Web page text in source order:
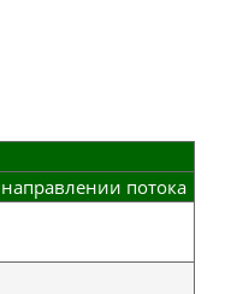
потока